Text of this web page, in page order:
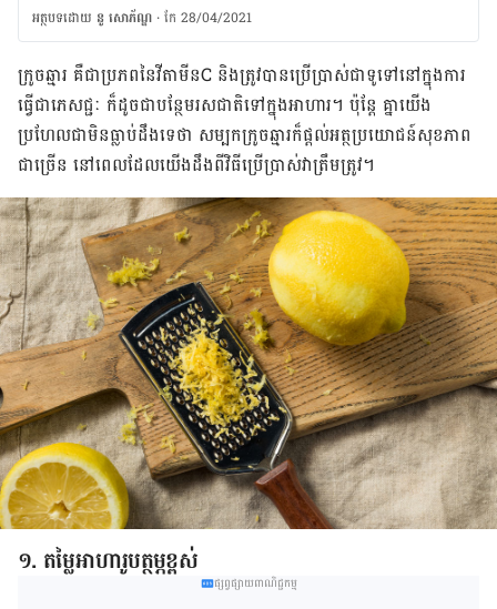
អត្ថបទ​ដោយ នូ សោភ័ណ្ឌ ·កែ 28/04/2021
ក្រូច​ឆ្មារ​ គឺ​ជា​ប្រភព​នៃ​វីតាមីន​C និង​ត្រូវ​បាន​ប្រើប្រាស់​ជា​ទូទៅ​នៅ​ក្នុង​ការ​
ធ្វើ​ជា​ភេសជ្ជៈ​ ក៏​ដូចជា​បន្ថែម​រសជាតិ​ទៅ​ក្នុង​អាហារ​។​ ប៉ុន្តែ​ គ្នា​យើង​
ប្រហែល​ជា​មិន​ធ្លាប់​ដឹង​ទេ​ថា​ សម្បក​ក្រូច​ឆ្មារ​ក៏​ផ្ដល់​អត្ថប្រយោជន៍​សុខភាព​
ជា​ច្រើន​ នៅ​ពេល​ដែល​​យើង​ដឹង​ពី​វិធី​​ប្រើប្រាស់​​វា​​ត្រឹមត្រូវ​។
១. តម្លៃ​អាហារូបត្ថម្ភ​ខ្ពស់​
ផ្សព្វផ្សាយពាណិជ្ជកម្ម